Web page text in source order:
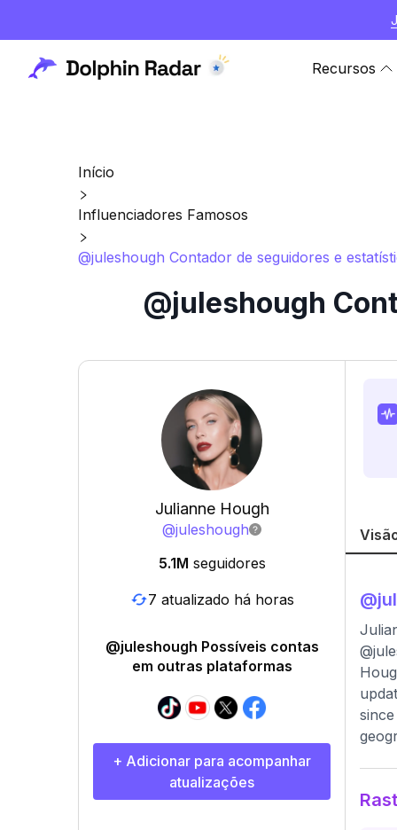
Recursos
Início
Influenciadores Famosos
@juleshough Contador de seguidores e
@juleshough
Julianne Hough
@juleshough
5.1M seguidores
7 atualizado há horas
@juleshough Possíveis contas
em outras plataformas
+ Adicionar para acompanhar
atualizações
@